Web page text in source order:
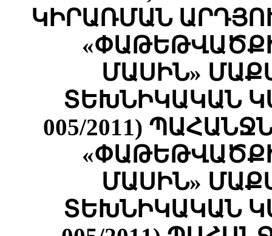
ԿԻՐԱՌՄԱՆ
ՄԱՍԻՆ»
ՏԵԽՆԻԿԱԿԱՆ
005/2011)
ՄԱՍԻՆ»
ՏԵԽՆԻԿԱԿԱՆ